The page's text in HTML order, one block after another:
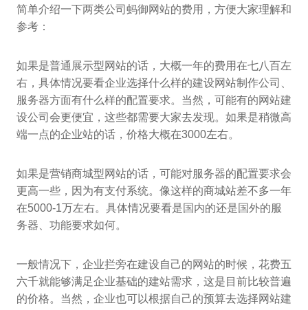
简单介绍一下两类公司蚂御网站的费用，方便大家理解和
参考：
如果是普通展示型网站的话，大概一年的费用在七八百左
右，具体情况要看企业选择什么样的建设网站制作公司、
服务器方面有什么样的配置要求。当然，可能有的网站建
设公司会更便宜，这些都需要大家去发现。如果是稍微高
端一点的企业站的话，价格大概在3000左右。
如果是营销商城型网站的话，可能对服务器的配置要求会
更高一些，因为有支付系统。像这样的商城站差不多一年
在5000-1万左右。具体情况要看是国内的还是国外的服
务器、功能要求如何。
一般情况下，企业拦旁在建设自己的网站的时候，花费五
六千就能够满足企业基础的建站需求，这是目前比较普遍
的价格。当然，企业也可以根据自己的预算去选择网站建